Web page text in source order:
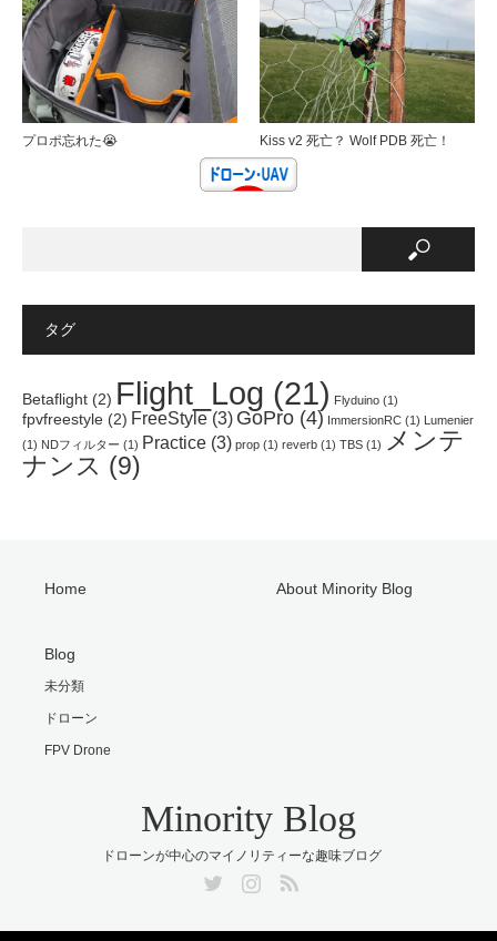
プロポ忘れた😭 Kiss v2 死亡？ Wolf PDB 死亡！
タグ
Betaflight (2) Flight_Log (21) Flyduino (1)
fpvfreestyle (2) FreeStyle (3) GoPro (4) ImmersionRC (1) Lumenier
(1) NDフィルター (1) Practice (3) prop (1) reverb (1) TBS (1) メンテ
ナンス (9)
Home About Minority Blog
Blog
未分類
ドローン
FPV Drone
Minority Blog
ドローンが中心のマイノリティーな趣味ブログ